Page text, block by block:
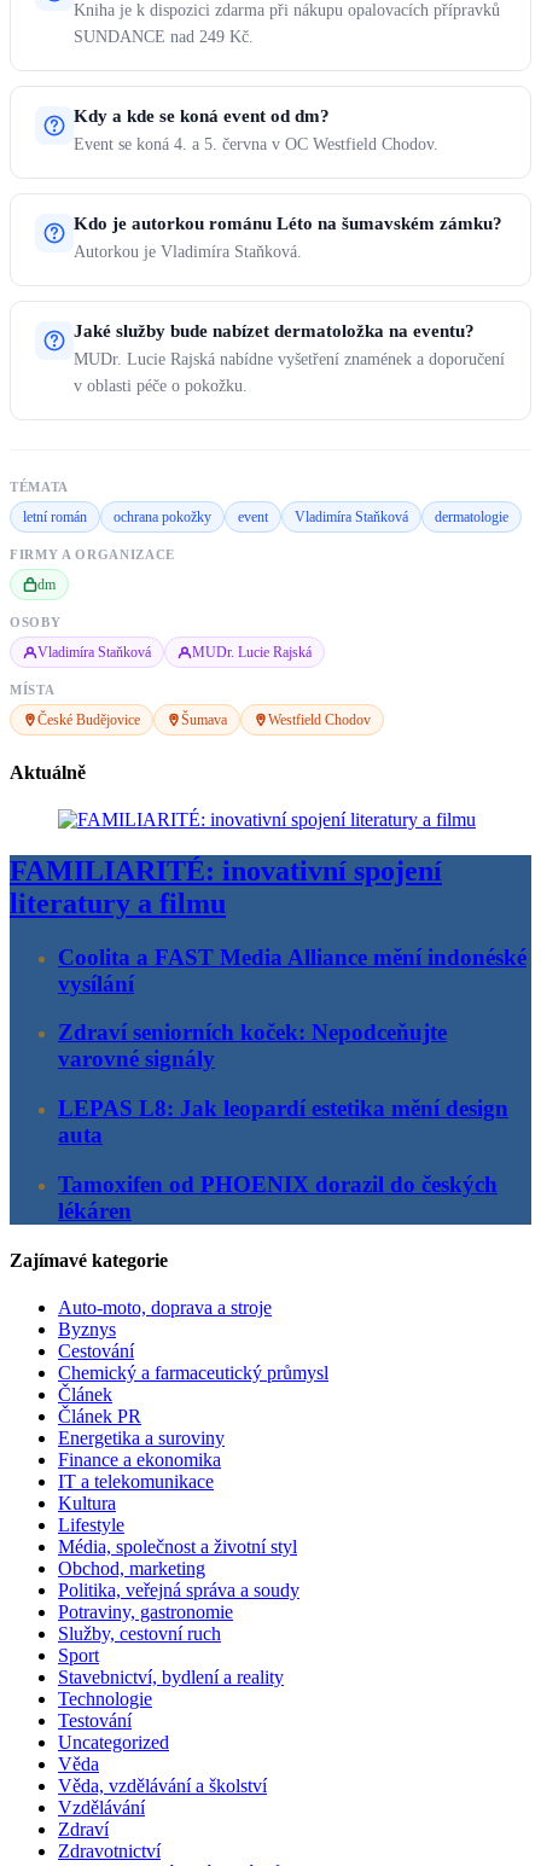
Kniha je k dispozici zdarma při nákupu opalovacích přípravků
SUNDANCE nad 249 Kč.
Kdy a kde se koná event od dm?
Event se koná 4. a 5. června v OC Westfield Chodov.
Kdo je autorkou románu Léto na šumavském zámku?
Autorkou je Vladimíra Staňková.
Jaké služby bude nabízet dermatoložka na eventu?
MUDr. Lucie Rajská nabídne vyšetření znamének a doporučení
v oblasti péče o pokožku.
TÉMATA
letní román ochrana pokožky event Vladimíra Staňková dermatologie
FIRMY A ORGANIZACE
dm
OSOBY
Vladimíra Staňková MUDr. Lucie Rajská
MÍSTA
České Budějovice Šumava Westfield Chodov
Aktuálně
FAMILIARITÉ: inovativní spojení
literatury a filmu
Coolita a FAST Media Alliance mění indonéské
vysílání
Zdraví seniorních koček: Nepodceňujte
varovné signály
LEPAS L8: Jak leopardí estetika mění design
auta
Tamoxifen od PHOENIX dorazil do českých
lékáren
Zajímavé kategorie
Auto-moto, doprava a stroje
Byznys
Cestování
Chemický a farmaceutický průmysl
Článek
Článek PR
Energetika a suroviny
Finance a ekonomika
IT a telekomunikace
Kultura
Lifestyle
Média, společnost a životní styl
Obchod, marketing
Politika, veřejná správa a soudy
Potraviny, gastronomie
Služby, cestovní ruch
Sport
Stavebnictví, bydlení a reality
Technologie
Testování
Uncategorized
Věda
Věda, vzdělávání a školství
Vzdělávání
Zdraví
Zdravotnictví